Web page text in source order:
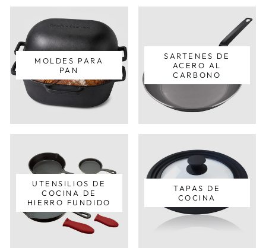
MOLDES PARA
PAN
SARTENES DE
ACERO AL
CARBONO
UTENSILIOS DE
COCINA DE
HIERRO FUNDIDO
TAPAS DE
COCINA